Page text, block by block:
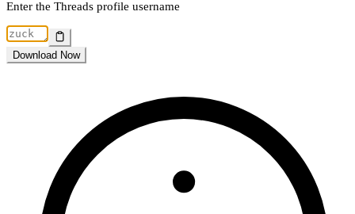
Enter the Threads profile username
Download Now